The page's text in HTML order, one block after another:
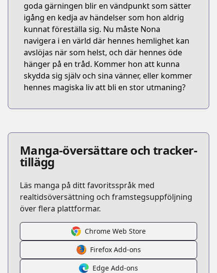
goda gärningen blir en vändpunkt som sätter
igång en kedja av händelser som hon aldrig
kunnat föreställa sig. Nu måste Nona
navigera i en värld där hennes hemlighet kan
avslöjas när som helst, och där hennes öde
hänger på en tråd. Kommer hon att kunna
skydda sig själv och sina vänner, eller kommer
hennes magiska liv att bli en stor utmaning?
Manga-översättare och tracker-
tillägg
Läs manga på ditt favoritsspråk med
realtidsöversättning och framstegsuppföljning
över flera plattformar.
Chrome Web Store
Firefox Add-ons
Edge Add-ons